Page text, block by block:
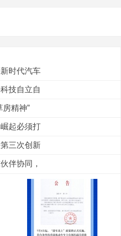
时代汽车
技自立自
房精神”
起必须打
三次创新
伴协同，